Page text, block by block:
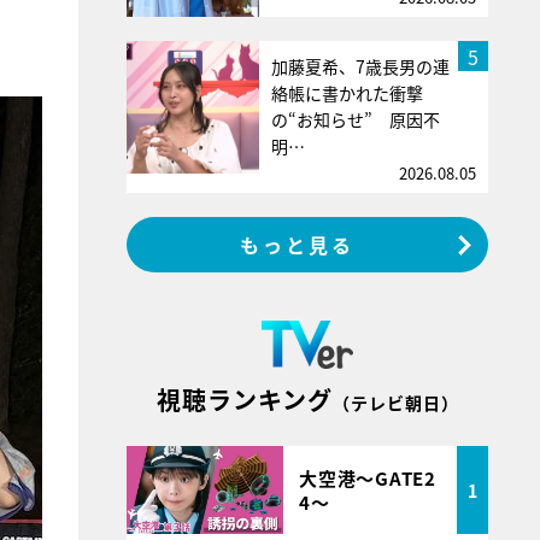
5
加藤夏希、7歳長男の連
絡帳に書かれた衝撃
の“お知らせ” 原因不
明…
2026.08.05
もっと見る
視聴ランキング （テレビ朝日）
大空港～GATE2
4～
1